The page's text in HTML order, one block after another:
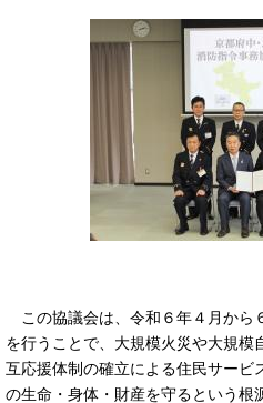
この協議会は、令和６年４月から
を行うことで、大規模火災や大規模
互応援体制の確立による住民サービ
の生命・身体・財産を守るという根